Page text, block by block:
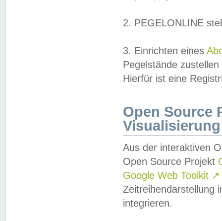
2. PEGELONLINE
3. Einrichten eines
Pegelstände
Hierfür ist eine
Open Source
Visualisierung
Aus der interaktiven
Open Source Projekt
Google Web Toolkit ↗
Zeitreihendarstellung
integrieren.